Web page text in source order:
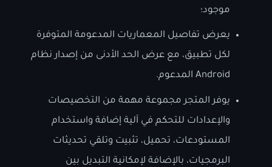
موجود؛
يعرض تفاصيل المعماريات المدعومة المتوفرة
لكل تطبيق، مع عرض الحد الأدنى من إصدار نظام
Android المدعوم.
يوفر المتجر مجموعة مهمة من التخصيصات
والإعدادات للتحكم في آلية إضافة واستخدام
المستودعات، تحميل، تثبيت وتلقي تحديثات
البرمجيات، بالإضافة لإمكانية التبديل بين